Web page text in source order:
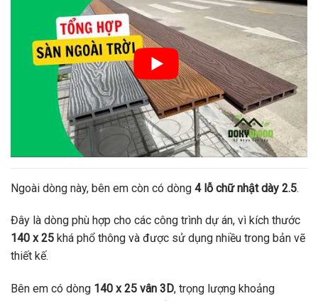
Ngoài dòng này, bên em còn có dòng 4 lỗ chữ nhật dày 2.5.
Đây là dòng phù hợp cho các công trình dự án, vì kích thước
140 x 25 khá phổ thông và được sử dụng nhiều trong bản vẽ
thiết kế.
Bên em có dòng 140 x 25 vân 3D, trọng lượng khoảng